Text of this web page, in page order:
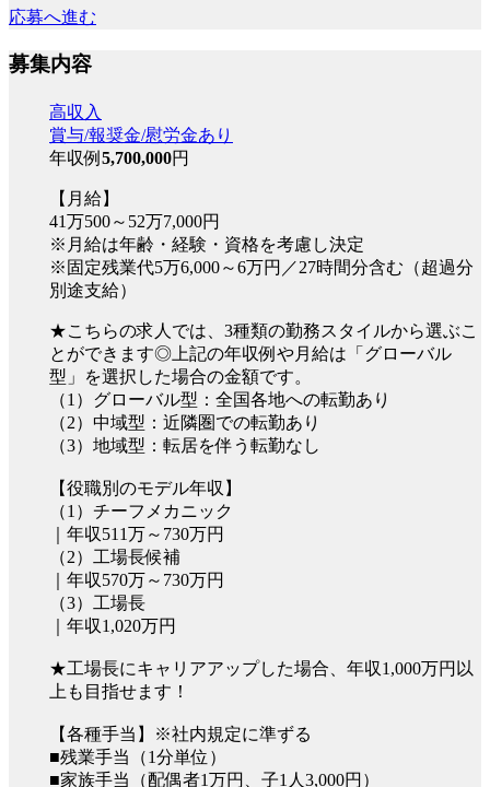
応募へ進む
募集内容
高収入
賞与/報奨金/慰労金あり
年収例 5,700,000円
【月給】
41万500～52万7,000円
※月給は年齢・経験・資格を考慮し決定
※固定残業代5万6,000～6万円／27時間分含む（超過分
別途支給）
★こちらの求人では、3種類の勤務スタイルから選ぶこ
とができます◎上記の年収例や月給は「グローバル
型」を選択した場合の金額です。
（1）グローバル型：全国各地への転勤あり
（2）中域型：近隣圏での転勤あり
（3）地域型：転居を伴う転勤なし
【役職別のモデル年収】
（1）チーフメカニック
｜年収511万～730万円
（2）工場長候補
｜年収570万～730万円
（3）工場長
｜年収1,020万円
★工場長にキャリアアップした場合、年収1,000万円以
上も目指せます！
【各種手当】※社内規定に準ずる
■残業手当（1分単位）
■家族手当（配偶者1万円、子1人3,000円）